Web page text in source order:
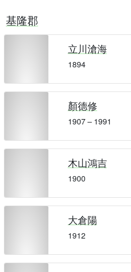
基隆郡
立川滄海
1894
顏德修
1907 – 1991
木山鴻吉
1900
大倉陽
1912